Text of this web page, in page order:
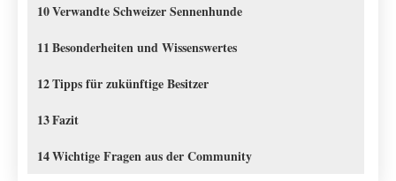
10Verwandte Schweizer Sennenhunde
11Besonderheiten und Wissenswertes
12Tipps für zukünftige Besitzer
13Fazit
14Wichtige Fragen aus der Community